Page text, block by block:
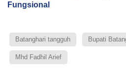
Fungsional
Batanghari tangguh Bupati
Mhd Fadhil Arief